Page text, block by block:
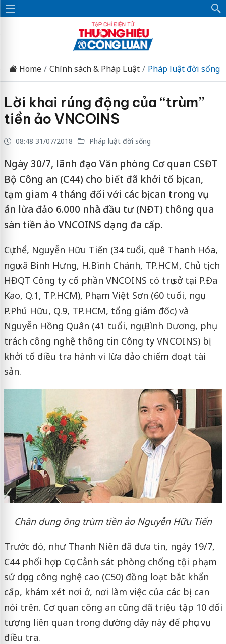
Home Chính sách & Pháp Luật Pháp luật đời sống
Lời khai rúng động của “trùm”
tiền ảo VNCOINS
08:48 31/07/2018 Pháp luật đời sống
Ngày 30/7, lãnh đạo Văn phòng Cơ quan CSĐT
Bộ Công an (C44) cho biết đã khởi tố bị can,
tạm giam 4 tháng đối với các bị can trong vụ
án lừa đảo 6.000 nhà đầu tư (NĐT) thông qua
sàn tiền ảo VNCOINS dạng đa cấp.
Cụ thể, Nguyễn Hữu Tiến (34 tuổi, quê Thanh Hóa,
ngụ xã Bình Hưng, H.Bình Chánh, TP.HCM, Chủ tịch
HĐQT Công ty cổ phần VNCOINS có trụ sở tại P.Đa
Kao, Q.1, TP.HCM), Phạm Việt Sơn (60 tuổi, ngụ
P.Phú Hữu, Q.9, TP.HCM, tổng giám đốc) và
Nguyễn Hồng Quân (41 tuổi, ngụ Bình Dương, phụ
trách công nghệ thông tin Công ty VNCOINS) bị
khởi tố điều tra hành vi lừa đảo chiếm đoạt tài
sản.
Chân dung ông trùm tiền ảo Nguyễn Hữu Tiến
Trước đó, như Thanh Niên đã đưa tin, ngày 19/7,
C44 phối hợp Cục Cảnh sát phòng chống tội phạm
sử dụng công nghệ cao (C50) đồng loạt bắt khẩn
cấp, khám xét nơi ở, nơi làm việc của các bị can
nói trên. Cơ quan công an cũng đã triệu tập 10 đối
tượng liên quan trong đường dây này để phục vụ
điều tra.